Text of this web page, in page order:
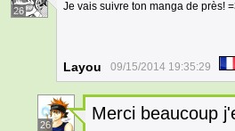
26
Je vais suivre ton manga de près!
Layou 09/15/2014 19:35:29
26
Merci beaucoup